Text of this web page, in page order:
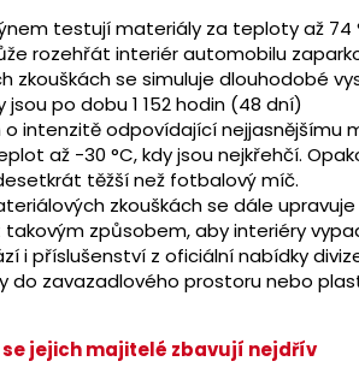
testují materiály za teploty až 74
rozehřát interiér automobilu
zkouškách se simuluje dlouhodobé
po dobu 1 152 hodin (48 dní)
intenzitě odpovídající nejjasnějšímu
až -30 °C, kdy jsou nejkřehčí.
těžší než fotbalový míč.
zkouškách se dále
způsobem, aby interiéry
i příslušenství z oficiální nabídky
do zavazadlového prostoru nebo
jejich majitelé zbavují nejdřív